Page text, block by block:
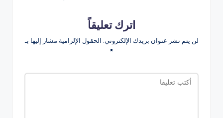
اترك تعليقاً
لن يتم نشر عنوان بريدك الإلكتروني. الحقول الإلزامية مشار إليها بـ
*